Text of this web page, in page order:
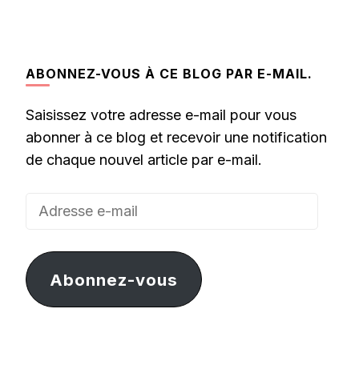
ABONNEZ-VOUS À CE BLOG PAR E-MAIL.
Saisissez votre adresse e-mail pour vous
abonner à ce blog et recevoir une notification
de chaque nouvel article par e-mail.
Adresse
mail
Abonnez-vous